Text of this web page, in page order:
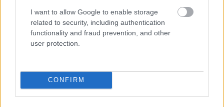
I want to allow Google to enable storage
related to security, including authentication
functionality and fraud prevention, and other
user protection.
CONFIRM